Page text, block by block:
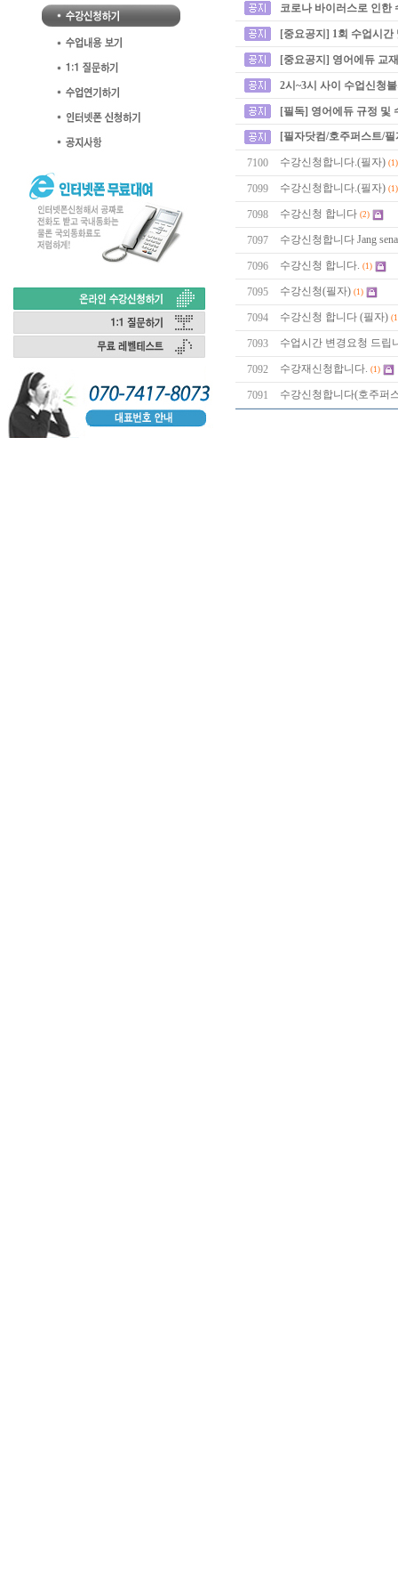
코로나 바이러스로 인한
[중요공지] 1회 수업시
[중요공지] 영어에듀 교
2시~3시 사이 수업신청
[필독] 영어에듀 규정 및
[필자닷컴/호주퍼스트/
7100 수강신청합니다.(필자) (1)
7099 수강신청합니다.(필자) (1)
7098 수강신청 합니다 (2)
7097 수강신청합니다 Jang sena
7096 수강신청 합니다. (1)
7095 수강신청(필자) (1)
7094 수강신청 합니다 (필자)
7093 수업시간 변경요청 드립
7092 수강재신청합니다. (1)
7091 수강신청합니다(호주퍼